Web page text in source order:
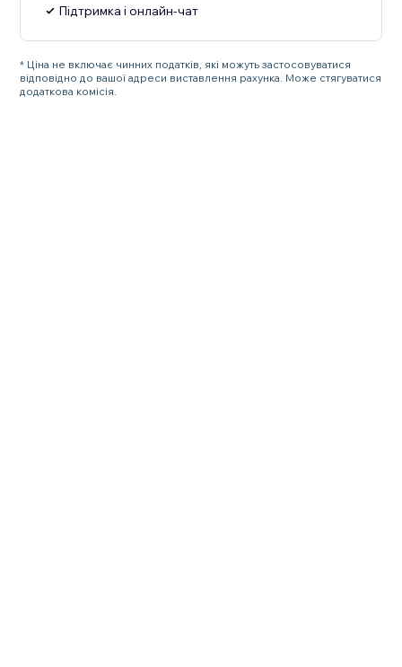
Підтримка і онлайн-чат
* Ціна не включає чинних податків, які можуть застосовуватися
відповідно до вашої адреси виставлення рахунка. Може стягуватися
додаткова комісія.